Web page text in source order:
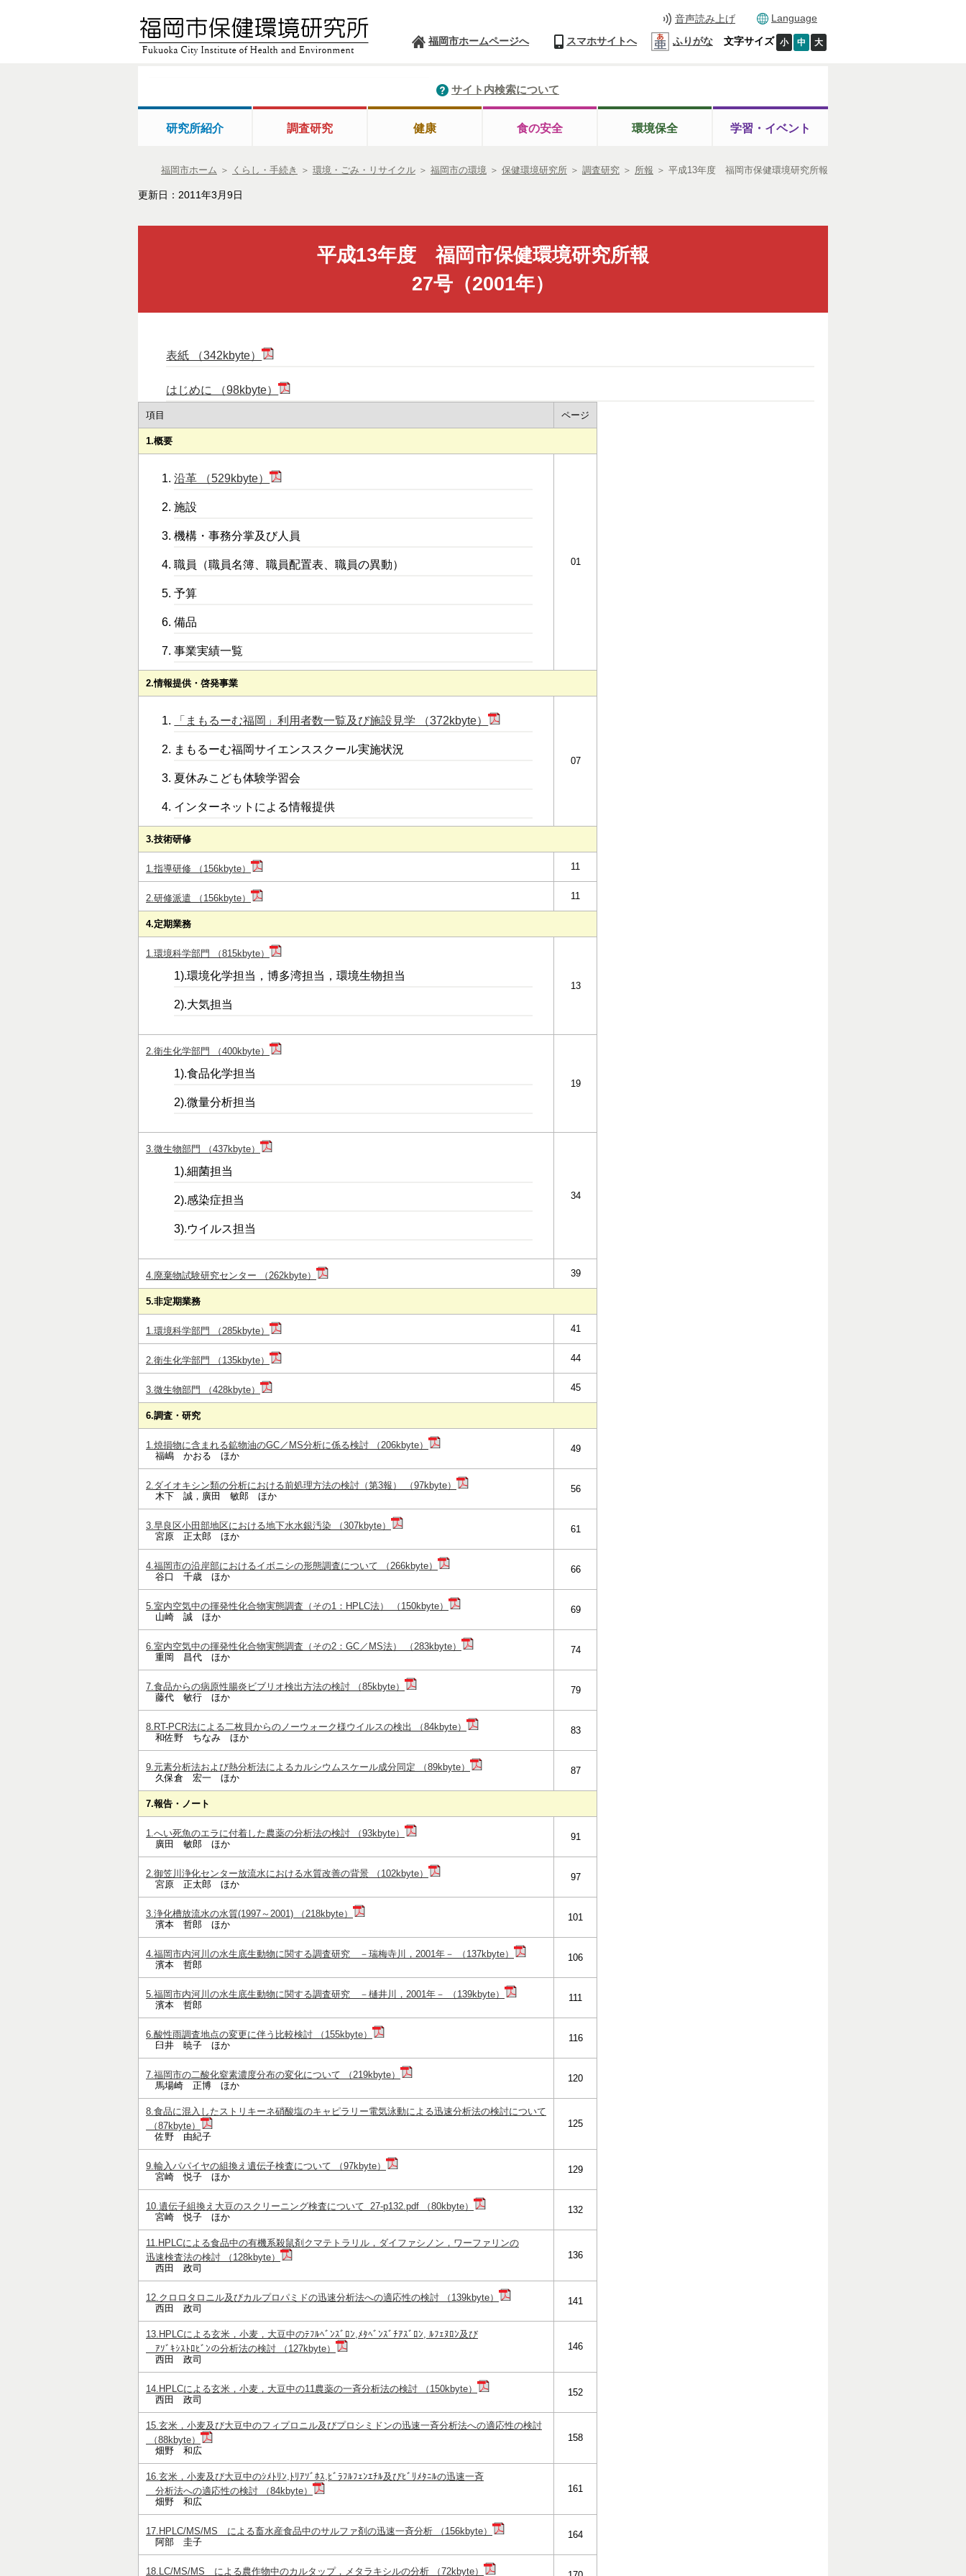
音声読み上げ Language
福岡市ホームページへ スマホサイトへ ふりがな 文字サイズ 小 中 大
サイト内検索について
研究所紹介 調査研究 健康 食の安全 環境保全 学習・イベント
福岡市ホーム ＞ くらし・手続き ＞ 環境・ごみ・リサイクル ＞ 福岡市の環境 ＞ 保健環境研究所 ＞ 調査研究 ＞ 所報 ＞ 平成13年度 福岡市保健環境研究所報
更新日：2011年3月9日
平成13年度 福岡市保健環境研究所報
27号（2001年）
表紙 （342kbyte）
はじめに （98kbyte）
項目 ページ
1.概要
沿革 （529kbyte）
施設
機構・事務分掌及び人員
職員（職員名簿、職員配置表、職員の異動）
予算
備品
事業実績一覧
01
2.情報提供・啓発事業
「まもるーむ福岡」利用者数一覧及び施設見学 （372kbyte）
まもるーむ福岡サイエンススクール実施状況
夏休みこども体験学習会
インターネットによる情報提供
07
3.技術研修
1.指導研修 （156kbyte） 11
2.研修派遣 （156kbyte） 11
4.定期業務
1.環境科学部門 （815kbyte）
1).環境化学担当，博多湾担当，環境生物担当
2).大気担当
13
2.衛生化学部門 （400kbyte）
1).食品化学担当
2).微量分析担当
19
3.微生物部門 （437kbyte）
1).細菌担当
2).感染症担当
3).ウイルス担当
34
4.廃棄物試験研究センター （262kbyte） 39
5.非定期業務
1.環境科学部門 （285kbyte） 41
2.衛生化学部門 （135kbyte） 44
3.微生物部門 （428kbyte） 45
6.調査・研究
1.焼損物に含まれる鉱物油のGC／MS分析に係る検討 （206kbyte）
福嶋 かおる ほか
49
2.ダイオキシン類の分析における前処理方法の検討（第3報） （97kbyte）
木下 誠，廣田 敏郎 ほか
56
3.早良区小田部地区における地下水水銀汚染 （307kbyte）
宮原 正太郎 ほか
61
4.福岡市の沿岸部におけるイボニシの形態調査について （266kbyte）
谷口 千歳 ほか
66
5.室内空気中の揮発性化合物実態調査（その1：HPLC法） （150kbyte）
山崎 誠 ほか
69
6.室内空気中の揮発性化合物実態調査（その2：GC／MS法） （283kbyte）
重岡 昌代 ほか
74
7.食品からの病原性腸炎ビブリオ検出方法の検討 （85kbyte）
藤代 敏行 ほか
79
8.RT-PCR法による二枚貝からのノーウォーク様ウイルスの検出 （84kbyte）
和佐野 ちなみ ほか
83
9.元素分析法および熱分析法によるカルシウムスケール成分同定 （89kbyte）
久保倉 宏一 ほか
87
7.報告・ノート
1.へい死魚のエラに付着した農薬の分析法の検討 （93kbyte）
廣田 敏郎 ほか
91
2.御笠川浄化センター放流水における水質改善の背景 （102kbyte）
宮原 正太郎 ほか
97
3.浄化槽放流水の水質(1997～2001) （218kbyte）
濱本 哲郎 ほか
101
4.福岡市内河川の水生底生動物に関する調査研究 －瑞梅寺川，2001年－ （137kbyte）
濱本 哲郎
106
5.福岡市内河川の水生底生動物に関する調査研究 －樋井川，2001年－ （139kbyte）
濱本 哲郎
111
6.酸性雨調査地点の変更に伴う比較検討 （155kbyte）
臼井 暁子 ほか
116
7.福岡市の二酸化窒素濃度分布の変化について （219kbyte）
馬場崎 正博 ほか
120
8.食品に混入したストリキーネ硝酸塩のキャピラリー電気泳動による迅速分析法の検討について
（87kbyte）
佐野 由紀子
125
9.輸入パパイヤの組換え遺伝子検査について （97kbyte）
宮崎 悦子 ほか
129
10.遺伝子組換え大豆のスクリーニング検査について 27-p132.pdf （80kbyte）
宮崎 悦子 ほか
132
11.HPLCによる食品中の有機系殺鼠剤クマテトラリル，ダイファシノン，ワーファリンの
迅速検査法の検討 （128kbyte）
西田 政司
136
12.クロロタロニル及びカルプロパミドの迅速分析法への適応性の検討 （139kbyte）
西田 政司
141
13.HPLCによる玄米，小麦，大豆中のﾃﾌﾙﾍﾞﾝｽﾞﾛﾝ,ﾒﾀﾍﾞﾝｽﾞﾁｱｽﾞﾛﾝ, ﾙﾌｪﾇﾛﾝ及び
ｱｿﾞｷｼｽﾄﾛﾋﾞﾝの分析法の検討 （127kbyte）
西田 政司
146
14.HPLCによる玄米，小麦，大豆中の11農薬の一斉分析法の検討 （150kbyte）
西田 政司
152
15.玄米，小麦及び大豆中のフィプロニル及びプロシミドンの迅速一斉分析法への適応性の検討
（88kbyte）
畑野 和広
158
16.玄米，小麦及び大豆中のｼﾒﾄﾘﾝ,ﾄﾘｱｿﾞﾎｽ,ﾋﾞﾗﾌﾙﾌｪﾝｴﾁﾙ及びﾋﾞﾘﾒﾀﾆﾙの迅速一斉
分析法への適応性の検討 （84kbyte）
畑野 和広
161
17.HPLC/MS/MS による畜水産食品中のサルファ剤の迅速一斉分析 （156kbyte）
阿部 圭子
164
18.LC/MS/MS による農作物中のカルタップ，メタラキシルの分析 （72kbyte）